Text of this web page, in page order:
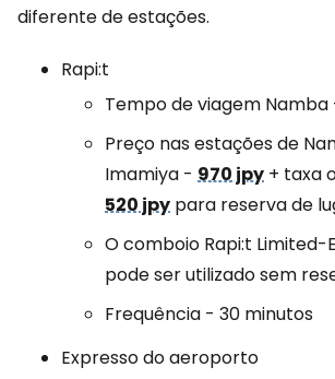
diferente de estações.
Rapi:t
Tempo de viagem Namba
Preço nas estações de
Imamiya - 970 jpy + taxa
520 jpy para reserva de
O comboio Rapi:t Limited-
pode ser utilizado sem
Frequência - 30 minutos
Expresso do aeroporto